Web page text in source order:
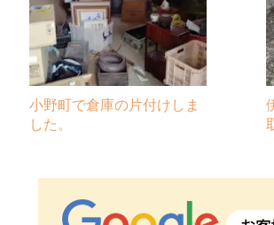
小野町で倉庫の片付けしま
した。